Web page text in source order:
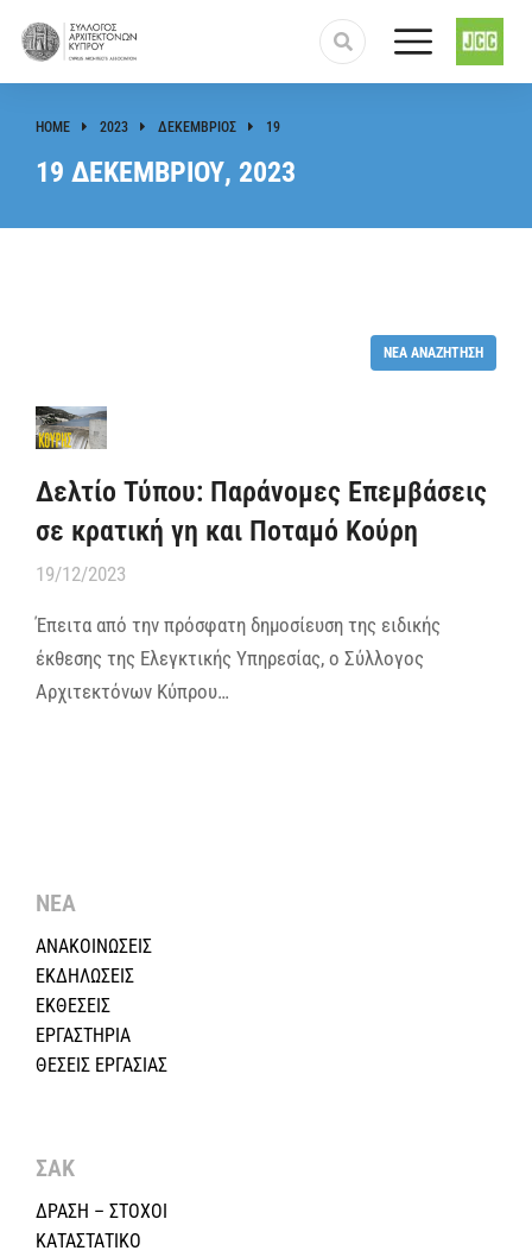
You are here:
HOME 2023 ΔΕΚΈΜΒΡΙΟΣ 19
19 ΔΕΚΕΜΒΡΊΟΥ, 2023
ΝΈΑ ΑΝΑΖΉΤΗΣΗ
Δελτίο Τύπου: Παράνομες Επεμβάσεις
σε κρατική γη και Ποταμό Κούρη
19/12/2023
Έπειτα από την πρόσφατη δημοσίευση της ειδικής
έκθεσης της Ελεγκτικής Υπηρεσίας, ο Σύλλογος
Αρχιτεκτόνων Κύπρου…
ΝΕΑ
ΑΝΑΚΟΙΝΩΣΕΙΣ
ΕΚΔΗΛΩΣΕΙΣ
ΕΚΘΕΣΕΙΣ
ΕΡΓΑΣΤΗΡΙΑ
ΘΕΣΕΙΣ ΕΡΓΑΣΙΑΣ
ΣΑΚ
ΔΡΑΣΗ – ΣΤΟΧΟΙ
ΚΑΤΑΣΤΑΤΙΚΟ